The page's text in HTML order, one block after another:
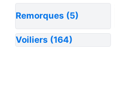
Remorques (5)
Voiliers (164)